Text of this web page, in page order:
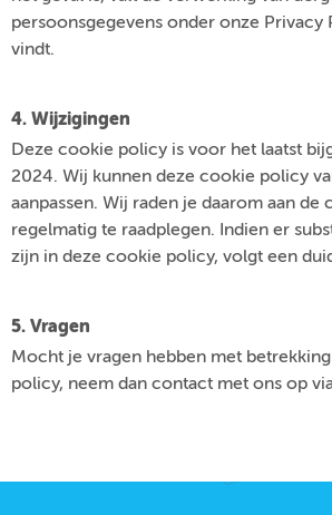
persoonsgegevens onder onze Privacy
vindt.
4. Wijzigingen
Deze cookie policy is voor het laatst
2024. Wij kunnen deze cookie policy
aanpassen. Wij raden je daarom aan
regelmatig te raadplegen. Indien er
zijn in deze cookie policy, volgt een
5. Vragen
Mocht je vragen hebben met
policy, neem dan contact met ons op